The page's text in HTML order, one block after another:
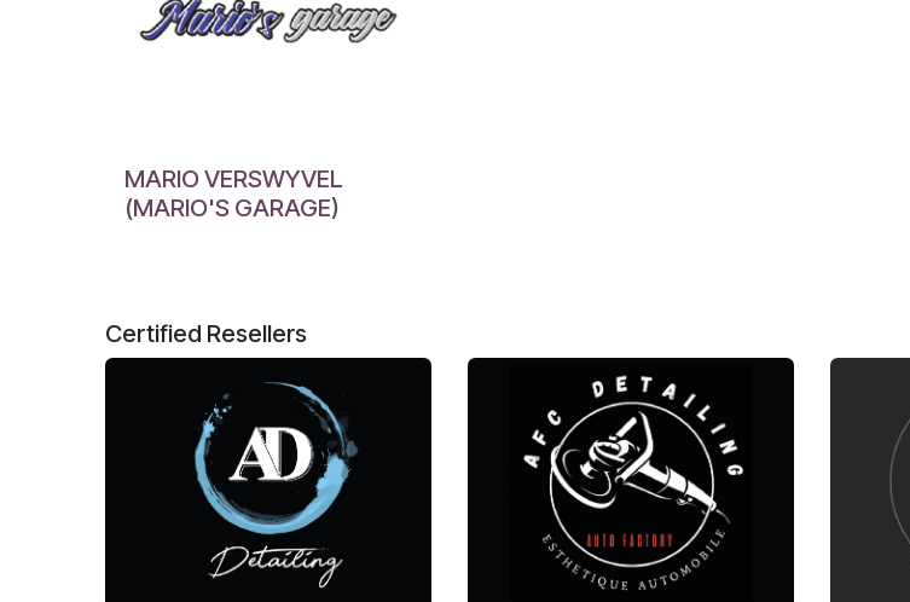
MARIO VERSWYVEL
(MARIO'S GARAGE)
Certified Resellers